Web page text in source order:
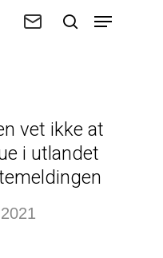
vet ikke at
i utlandet